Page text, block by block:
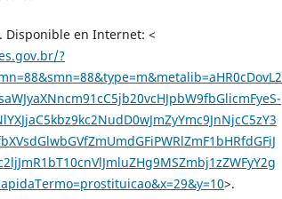
Disponible en Internet: <
?
>.